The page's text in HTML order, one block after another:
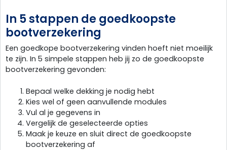
In 5 stappen de goedkoopste
bootverzekering
Een goedkope bootverzekering vinden hoeft niet moeilijk
te zijn. In 5 simpele stappen heb jij zo de goedkoopste
bootverzekering gevonden:
Bepaal welke dekking je nodig hebt
Kies wel of geen aanvullende modules
Vul al je gegevens in
Vergelijk de geselecteerde opties
Maak je keuze en sluit direct de goedkoopste
bootverzekering af